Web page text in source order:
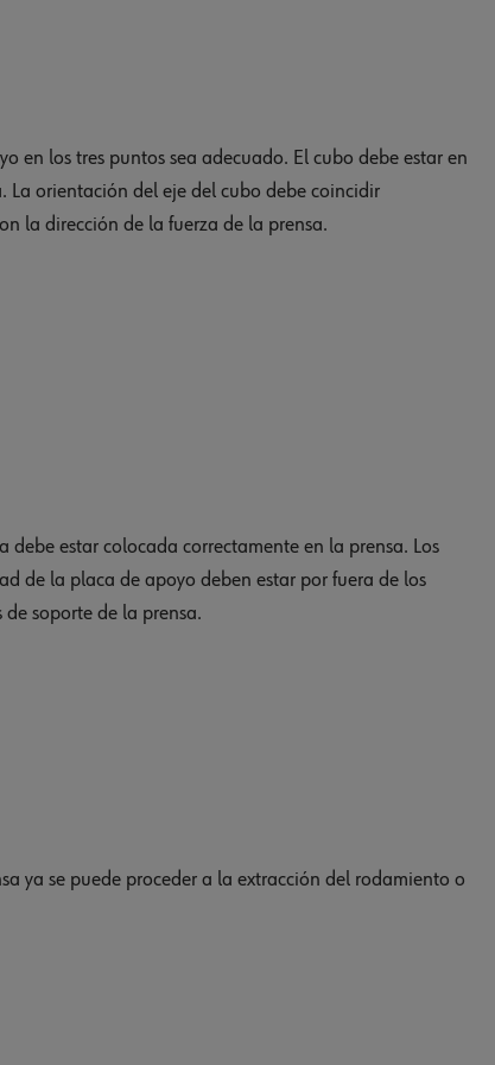
en los tres puntos sea adecuado. El cubo debe estar en
La orientación del eje del cubo debe coincidir
la dirección de la fuerza de la prensa.
debe estar colocada correctamente en la prensa. Los
de la placa de apoyo deben estar por fuera de los
de soporte de la prensa.
ya se puede proceder a la extracción del rodamiento o